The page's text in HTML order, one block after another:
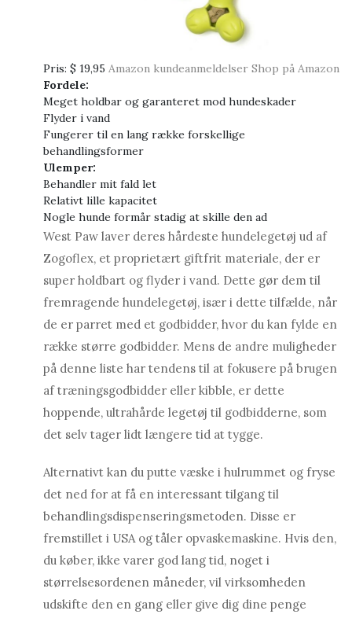
Pris: $ 19,95 Amazon kundeanmeldelser Shop på Amazon
Fordele:
Meget holdbar og garanteret mod hundeskader
Flyder i vand
Fungerer til en lang række forskellige
behandlingsformer
Ulemper:
Behandler mit fald let
Relativt lille kapacitet
Nogle hunde formår stadig at skille den ad
West Paw laver deres hårdeste hundelegetøj ud af
Zogoflex, et proprietært giftfrit materiale, der er
super holdbart og flyder i vand. Dette gør dem til
fremragende hundelegetøj, især i dette tilfælde, når
de er parret med et godbidder, hvor du kan fylde en
række større godbidder. Mens de andre muligheder
på denne liste har tendens til at fokusere på brugen
af ​​træningsgodbidder eller kibble, er dette
hoppende, ultrahårde legetøj til godbidderne, som
det selv tager lidt længere tid at tygge.
Alternativt kan du putte væske i hulrummet og fryse
det ned for at få en interessant tilgang til
behandlingsdispenseringsmetoden. Disse er
fremstillet i USA og tåler opvaskemaskine. Hvis den,
du køber, ikke varer god lang tid, noget i
størrelsesordenen måneder, vil virksomheden
udskifte den en gang eller give dig dine penge